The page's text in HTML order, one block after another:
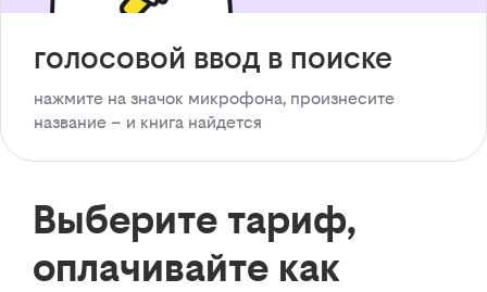
голосовой ввод в поиске
нажмите на значок микрофона, произнесите
название – и книга найдется
Выберите тариф,
оплачивайте как